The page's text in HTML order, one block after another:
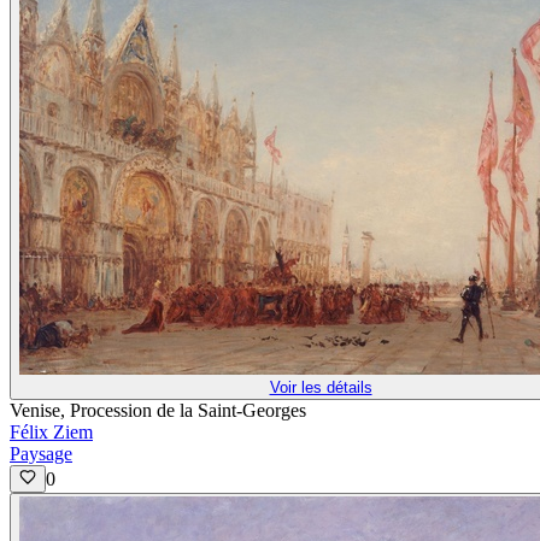
Voir les détails
Venise, Procession de la Saint-Georges
Félix Ziem
Paysage
0